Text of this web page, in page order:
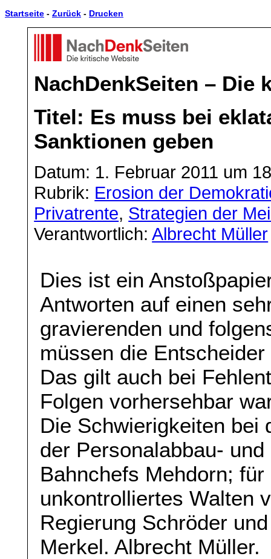
Startseite - Zurück - Drucken
NachDenkSeiten – Die
Titel: Es muss bei
Sanktionen geben
Datum: 1. Februar 2011 um
Rubrik: Erosion der
Privatrente, Strategien der
Verantwortlich:Albrecht Müller
Dies ist ein
Antworten auf einen
gravierenden und
müssen die
Das gilt auch bei
Folgen vorhersehbar
Die Schwierigkeiten bei
der Personalabbau-
Bahnchefs Mehdorn;
unkontrolliertes Walten
Regierung Schröder
Merkel. Albrecht Müller.